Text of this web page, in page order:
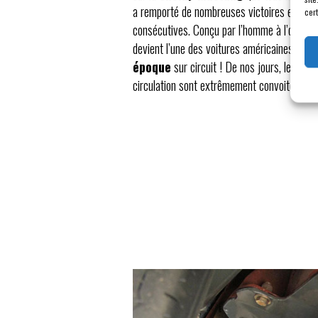
a remporté de nombreuses victoires en
consécutives. Conçu par l’homme à
devient l’une des voitures américaines
époquesur circuit ! De nos jours, les
circulation sont extrêmement convoitées,